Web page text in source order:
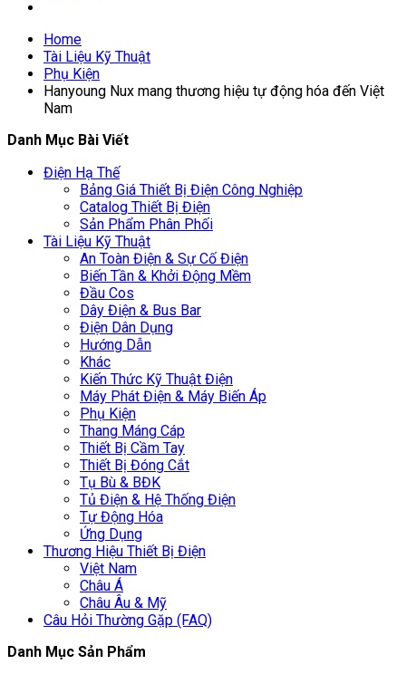
Home
Tài Liệu Kỹ Thuật
Phụ Kiện
Hanyoung Nux mang thương hiệu tự động hóa đến Việt
Nam
Danh Mục Bài Viết
Điện Hạ Thế
Bảng Giá Thiết Bị Điện Công Nghiệp
Catalog Thiết Bị Điện
Sản Phẩm Phân Phối
Tài Liệu Kỹ Thuật
An Toàn Điện & Sự Cố Điện
Biến Tần & Khởi Động Mềm
Đầu Cos
Dây Điện & Bus Bar
Điện Dân Dụng
Hướng Dẫn
Khác
Kiến Thức Kỹ Thuật Điện
Máy Phát Điện & Máy Biến Áp
Phụ Kiện
Thang Máng Cáp
Thiết Bị Cầm Tay
Thiết Bị Đóng Cắt
Tụ Bù & BĐK
Tủ Điện & Hệ Thống Điện
Tự Động Hóa
Ứng Dụng
Thương Hiệu Thiết Bị Điện
Việt Nam
Châu Á
Châu Âu & Mỹ
Câu Hỏi Thường Gặp (FAQ)
Danh Mục Sản Phẩm